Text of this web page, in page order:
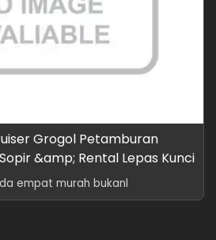
Grogol Petamburan
&amp; Rental Lepas Kunci
empat murah bukanl